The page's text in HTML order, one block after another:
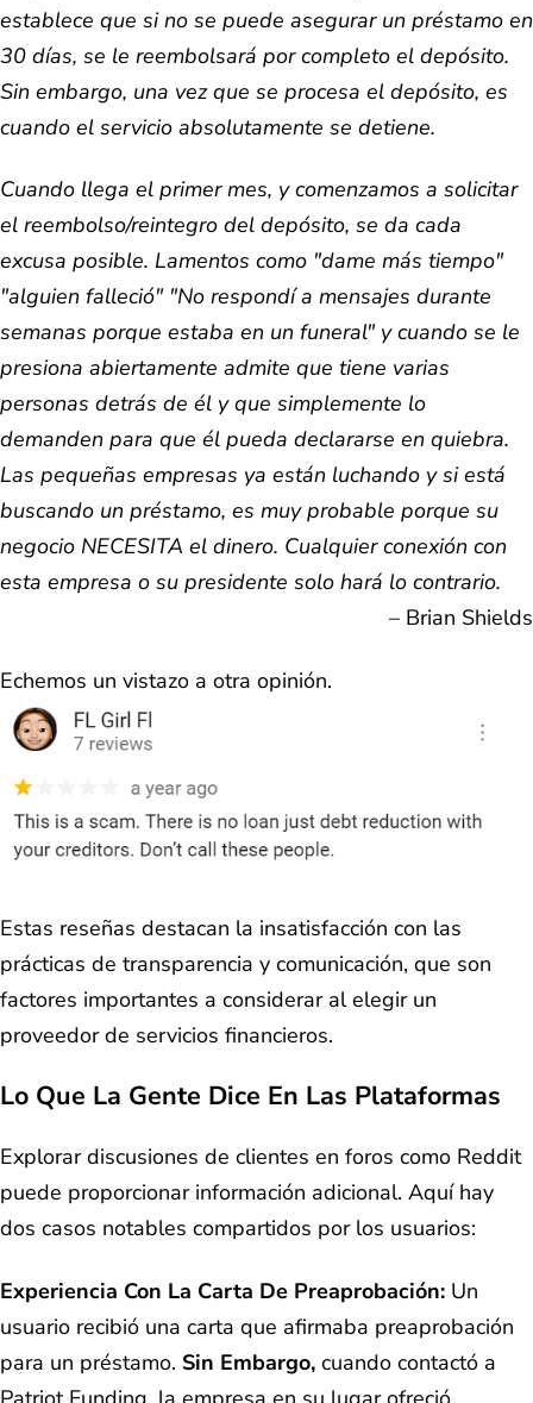
establece que si no se puede asegurar un préstamo en
30 días, se le reembolsará por completo el depósito.
Sin embargo, una vez que se procesa el depósito, es
cuando el servicio absolutamente se detiene.
Cuando llega el primer mes, y comenzamos a solicitar
el reembolso/reintegro del depósito, se da cada
excusa posible. Lamentos como "dame más tiempo"
"alguien falleció" "No respondí a mensajes durante
semanas porque estaba en un funeral" y cuando se le
presiona abiertamente admite que tiene varias
personas detrás de él y que simplemente lo
demanden para que él pueda declararse en quiebra.
Las pequeñas empresas ya están luchando y si está
buscando un préstamo, es muy probable porque su
negocio NECESITA el dinero. Cualquier conexión con
esta empresa o su presidente solo hará lo contrario.
– Brian Shields
Echemos un vistazo a otra opinión.
Estas reseñas destacan la insatisfacción con las
prácticas de transparencia y comunicación, que son
factores importantes a considerar al elegir un
proveedor de servicios financieros.
Lo Que La Gente Dice En Las Plataformas
Explorar discusiones de clientes en foros como Reddit
puede proporcionar información adicional. Aquí hay
dos casos notables compartidos por los usuarios:
Experiencia Con La Carta De Preaprobación: Un
usuario recibió una carta que afirmaba preaprobación
para un préstamo. Sin Embargo, cuando contactó a